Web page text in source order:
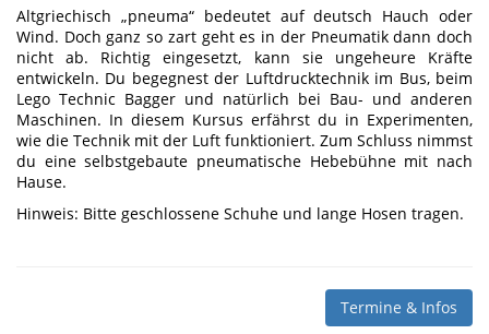
Altgriechisch „pneuma“ bedeutet auf deutsch Hauch oder
Wind. Doch ganz so zart geht es in der Pneumatik dann doch
nicht ab. Richtig eingesetzt, kann sie ungeheure Kräfte
entwickeln. Du begegnest der Luftdrucktechnik im Bus, beim
Lego Technic Bagger und natürlich bei Bau- und anderen
Maschinen. In diesem Kursus erfährst du in Experimenten,
wie die Technik mit der Luft funktioniert. Zum Schluss nimmst
du eine selbstgebaute pneumatische Hebebühne mit nach
Hause.
Hinweis: Bitte geschlossene Schuhe und lange Hosen tragen.
Termine & Infos